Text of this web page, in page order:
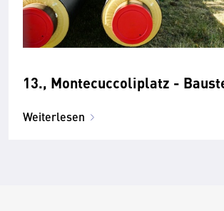
13., Montecuccoliplatz -
Weiterlesen